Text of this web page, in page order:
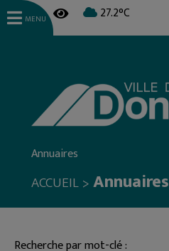
27.2°C
MENU
Annuaires
ACCUEIL>Annuaires
Recherche par mot-clé :